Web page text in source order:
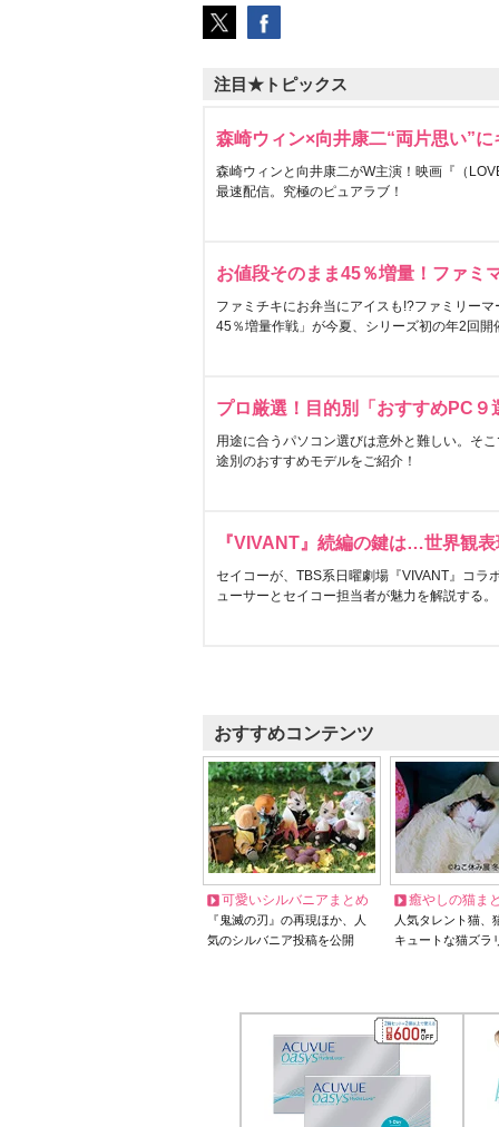
注目★トピックス
森崎ウィン×向井康二“両片思い”
森崎ウィンと向井康二がW主演！映画『（
最速配信。究極のピュアラブ！
お値段そのまま45％増量！ファミ
ファミチキにお弁当にアイスも!?ファミリー
45％増量作戦」が今夏、シリーズ初の年2回開
プロ厳選！目的別「おすすめPC９
用途に合うパソコン選びは意外と難しい。そ
途別のおすすめモデルをご紹介！
『VIVANT』続編の鍵は…世界観
セイコーが、TBS系日曜劇場『VIVANT』コラ
ューサーとセイコー担当者が魅力を解説する。
おすすめコンテンツ
可愛いシルバニアまとめ
『鬼滅の刃』の再現ほか、人
気のシルバニア投稿を公開
癒やしの猫ま
人気タレント猫
キュートな猫ズラ